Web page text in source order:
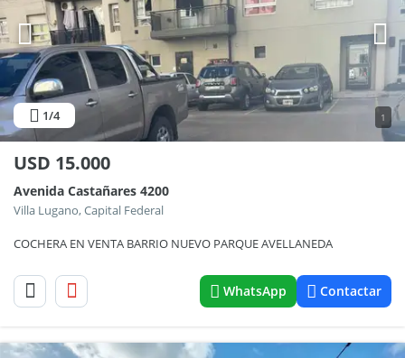
1/4 1
USD 15.000
Avenida Castañares 4200
Villa Lugano, Capital Federal
COCHERA EN VENTA BARRIO NUEVO PARQUE AVELLANEDA
WhatsApp Contactar